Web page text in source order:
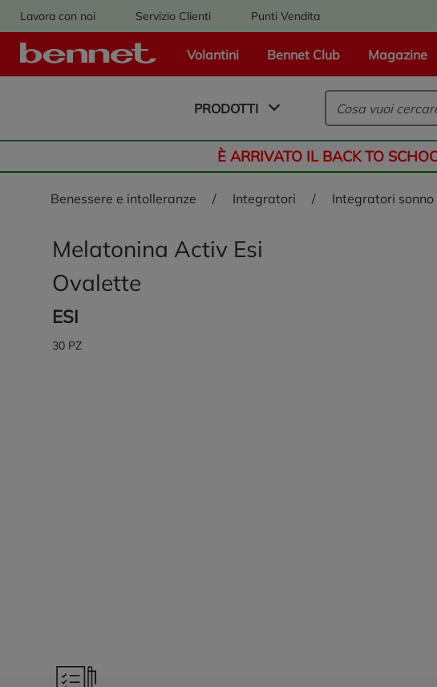
Lavora con noi Servizio Clienti Punti Vendita
Volantini Bennet Club Magazine
Logo Bennet - Torna alla homepage
PRODOTTI
È ARRIVATO IL BACK TO
benessere e intolleranze / integratori / integratori
Melatonina Activ Esi
Ovalette
ESI
30 PZ